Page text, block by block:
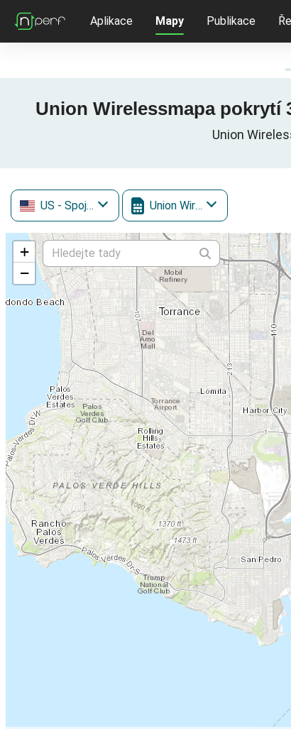
Aplikace Mapy Publikace
Union Wirelessmapa pokrytí
Union
US - Spojené státy Union Wireless
+
−